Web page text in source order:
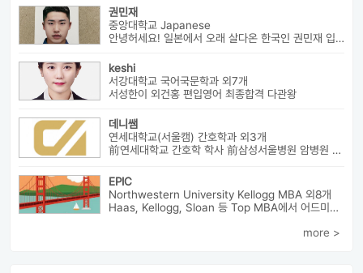
권민재
중앙대학교 Japanese
안녕허세요! 일본에서 오래 살다온 한국인 권민재 입니다. 16년간 설고...
keshi
서강대학교 국어국문학과 외7개
서성한이 외건홍 편입영어 최종합격 다관왕
데니쌤
연세대학교(서울캠) 간호학과 외3개
前연세대학교 간호학 학사 前삼성서울병원 암병원 수술실 RN 前대치동...
EPIC
Northwestern University Kellogg MBA 외8개
Haas, Kellogg, Sloan 등 Top MBA에서 어드미션을 받았으며 21년 가을...
more >